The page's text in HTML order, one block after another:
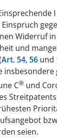
Widerruf
und
Art. 54, 56 und
C® und
seien.